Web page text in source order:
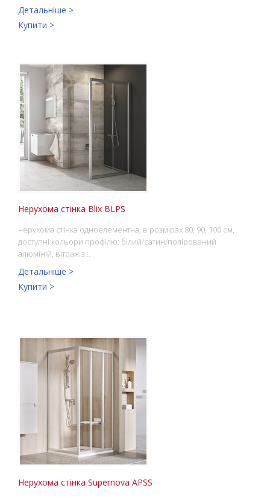
Детальніше >
Купити >
Нерухома стінка Blix BLPS
нерухома стінка одноелементна, в розмірах 80, 90, 100 см,
доступні кольори профілю: білий/сатин/полірований
алюміній, вітраж з…
Детальніше >
Купити >
Нерухома стінка Supernova APSS